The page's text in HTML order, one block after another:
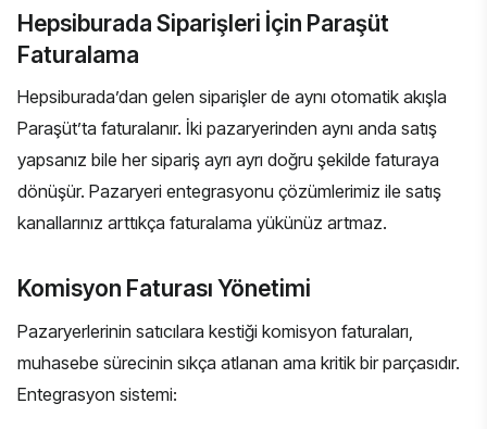
Hepsiburada Siparişleri İçin Paraşüt
Faturalama
Hepsiburada’dan gelen siparişler de aynı otomatik akışla
Paraşüt’ta faturalanır. İki pazaryerinden aynı anda satış
yapsanız bile her sipariş ayrı ayrı doğru şekilde faturaya
dönüşür. Pazaryeri entegrasyonu çözümlerimiz ile satış
kanallarınız arttıkça faturalama yükünüz artmaz.
Komisyon Faturası Yönetimi
Pazaryerlerinin satıcılara kestiği komisyon faturaları,
muhasebe sürecinin sıkça atlanan ama kritik bir parçasıdır.
Entegrasyon sistemi: